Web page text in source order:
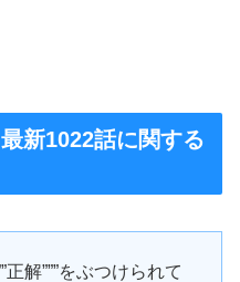
新1022話に関する
解”””をぶつけられて